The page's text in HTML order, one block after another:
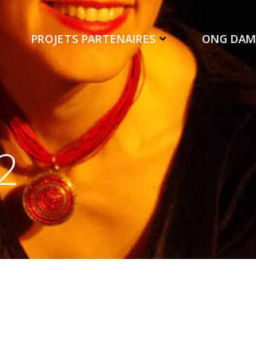
PROJETS PARTENAIRES ONG DAM